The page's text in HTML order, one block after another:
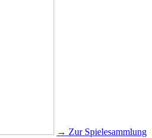
→ Zur Spielesammlung